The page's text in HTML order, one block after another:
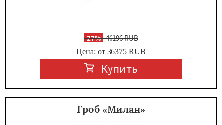
-27%46196 RUB
Цена: от 36375 RUB
Купить
Гроб «Милан»